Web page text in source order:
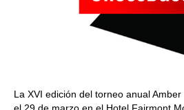
La XVI edición del torneo anual